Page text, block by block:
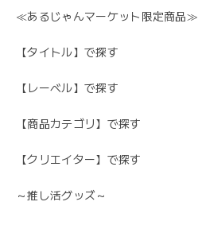
≪あるじゃんマーケット限定商品≫
【タイトル】で探す
【レーベル】で探す
【商品カテゴリ】で探す
【クリエイター】で探す
～推し活グッズ～